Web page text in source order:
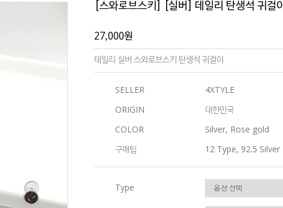
[스와로브스키] [실버] 데일리 탄생석 귀걸이
27,000원
데일리 실버 스와로브스키 탄생석 귀걸이
SELLER
4XTYLE
ORIGIN
대한민국
COLOR
Silver, Rose gold
구매팁
12 Type, 92.5 Silver
Type